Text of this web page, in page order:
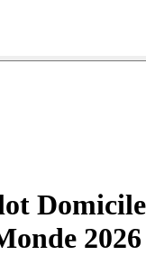
Domicile
2026